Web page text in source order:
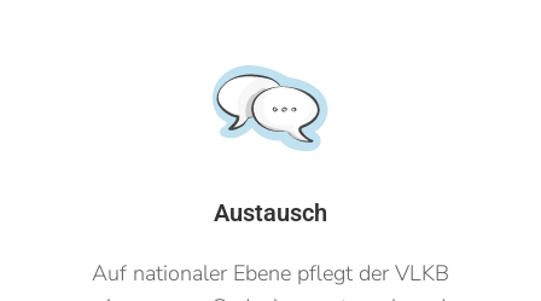
Austausch
Auf nationaler Ebene pflegt der VLKB